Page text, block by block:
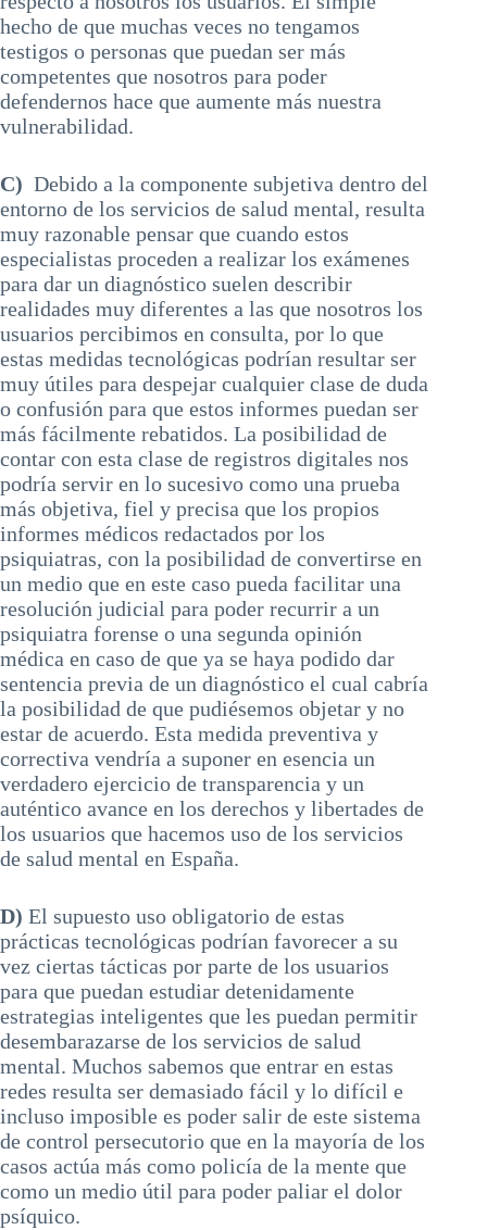
hecho de que muchas veces no tengamos
testigos o personas que puedan ser más
competentes que nosotros para poder
defendernos hace que aumente más nuestra
vulnerabilidad.
C) Debido a la componente subjetiva dentro del
entorno de los servicios de salud mental, resulta
muy razonable pensar que cuando estos
especialistas proceden a realizar los exámenes
para dar un diagnóstico suelen describir
realidades muy diferentes a las que nosotros los
usuarios percibimos en consulta, por lo que
estas medidas tecnológicas podrían resultar ser
muy útiles para despejar cualquier clase de duda
o confusión para que estos informes puedan ser
más fácilmente rebatidos. La posibilidad de
contar con esta clase de registros digitales nos
podría servir en lo sucesivo como una prueba
más objetiva, fiel y precisa que los propios
informes médicos redactados por los
psiquiatras, con la posibilidad de convertirse en
un medio que en este caso pueda facilitar una
resolución judicial para poder recurrir a un
psiquiatra forense o una segunda opinión
médica en caso de que ya se haya podido dar
sentencia previa de un diagnóstico el cual cabría
la posibilidad de que pudiésemos objetar y no
estar de acuerdo. Esta medida preventiva y
correctiva vendría a suponer en esencia un
verdadero ejercicio de transparencia y un
auténtico avance en los derechos y libertades de
los usuarios que hacemos uso de los servicios
de salud mental en España.
D) El supuesto uso obligatorio de estas
prácticas tecnológicas podrían favorecer a su
vez ciertas tácticas por parte de los usuarios
para que puedan estudiar detenidamente
estrategias inteligentes que les puedan permitir
desembarazarse de los servicios de salud
mental. Muchos sabemos que entrar en estas
redes resulta ser demasiado fácil y lo difícil e
incluso imposible es poder salir de este sistema
de control persecutorio que en la mayoría de los
casos actúa más como policía de la mente que
como un medio útil para poder paliar el dolor
psíquico.